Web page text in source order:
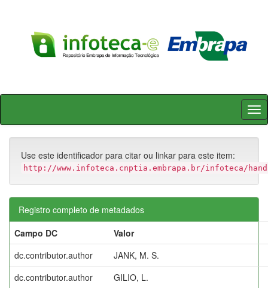
Skip
Use este identificador para citar ou linkar para este item:
http://www.infoteca.cnptia.embrapa.br/infoteca/
Registro completo de metadados
Campo DC
Valor
dc.contributor.author
JANK, M. S.
dc.contributor.author
GILIO, L.